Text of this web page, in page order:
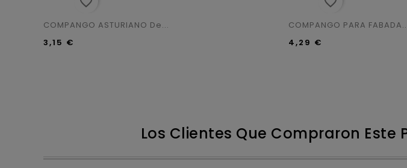
COMPANGO ASTURIANO De...
3,15 €
COMPANGO PARA
4,29 €
Los Clientes Que Compraron